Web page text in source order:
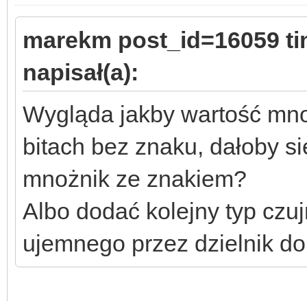
marekm post_id=16059
napisał(a):
Wygląda jakby wartość
bitach bez znaku, dałoby
mnożnik ze znakiem?
Albo dodać kolejny typ
ujemnego przez dzielnik